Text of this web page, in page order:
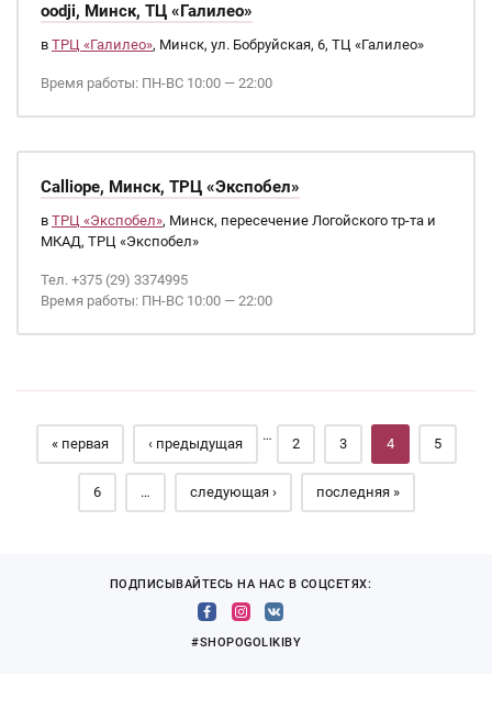
oodji, Минск, ТЦ «Галилео»
в ТРЦ «Галилео», Минск, ул. Бобруйская, 6, ТЦ «Галилео»
Время работы: ПН-ВС 10:00 — 22:00
Calliope, Минск, ТРЦ «Экспобел»
в ТРЦ «Экспобел», Минск, пересечение Логойского тр-та и
МКАД, ТРЦ «Экспобел»
Тел. +375 (29) 3374995
Время работы: ПН-ВС 10:00 — 22:00
Страницы
« первая ‹ предыдущая
…
2 3 4 5
6 … следующая › последняя »
ПОДПИСЫВАЙТЕСЬ НА НАС В СОЦСЕТЯХ:
#SHOPOGOLIKIBY